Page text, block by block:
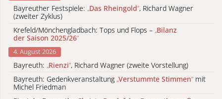
Bayreuther Festspiele: „Das Rheingold“, Richard Wagner
(zweiter Zyklus)
Krefeld/Mönchengladbach: Tops und Flops – „Bilanz
der Saison 2025/26“
4. August 2026
Bayreuth: „Rienzi“, Richard Wagner (zweite Vorstellung)
Bayreuth: Gedenkveranstaltung „Verstummte Stimmen“ mit
Michel Friedman